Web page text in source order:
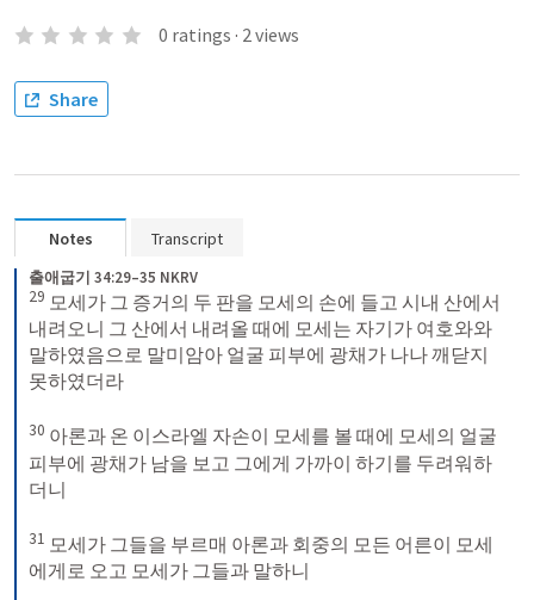
0 ratings · 2views
Share
Notes Transcript
출애굽기 34:29–35 NKRV
29 모세가 그 증거의 두 판을 모세의 손에 들고 시내 산에서
내려오니 그 산에서 내려올 때에 모세는 자기가 여호와와
말하였음으로 말미암아 얼굴 피부에 광채가 나나 깨닫지
못하였더라
30 아론과 온 이스라엘 자손이 모세를 볼 때에 모세의 얼굴
피부에 광채가 남을 보고 그에게 가까이 하기를 두려워하
더니
31 모세가 그들을 부르매 아론과 회중의 모든 어른이 모세
에게로 오고 모세가 그들과 말하니